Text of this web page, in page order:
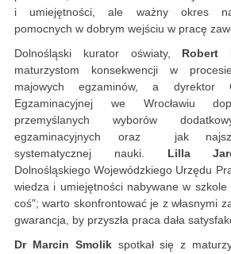
i umiejętności, ale ważny okres
pomocnych w dobrym wejściu w pracę
Dolnośląski kurator oświaty, Robert
maturzystom konsekwencji w
majowych egzaminów, a dyrektor
Egzaminacyjnej we Wrocławiu
przemyślanych wyborów
egzaminacyjnych oraz jak
systematycznej nauki. Lilla
Dolnośląskiego Wojewódzkiego Urzędu
wiedza i umiejętności nabywane w
coś"; warto skonfrontować je z własnymi
gwarancja, by przyszła praca dała
Dr Marcin Smolik spotkał się z